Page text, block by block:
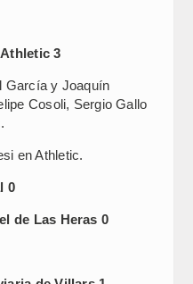
3
García y Joaquín
Cosoli, Sergio Gallo
en Athletic.
0
de Las Heras 0